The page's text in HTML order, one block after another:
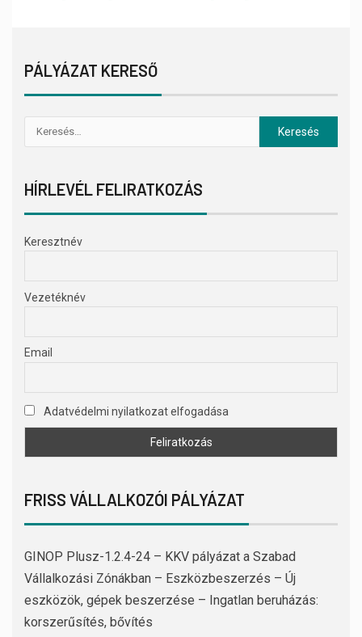
PÁLYÁZAT KERESŐ
HÍRLEVÉL FELIRATKOZÁS
Keresztnév
Vezetéknév
Email
Adatvédelmi nyilatkozat elfogadása
FRISS VÁLLALKOZÓI PÁLYÁZAT
GINOP Plusz-1.2.4-24 – KKV pályázat a Szabad
Vállalkozási Zónákban – Eszközbeszerzés – Új
eszközök, gépek beszerzése – Ingatlan beruházás:
korszerűsítés, bővítés